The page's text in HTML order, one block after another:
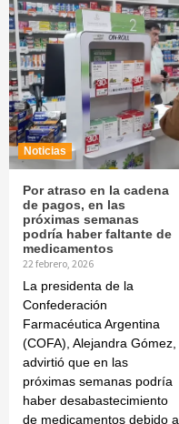
Noticias
Por atraso en la cadena
de pagos, en las
próximas semanas
podría haber faltante de
medicamentos
22 febrero, 2026
La presidenta de la
Confederación
Farmacéutica Argentina
(COFA), Alejandra Gómez,
advirtió que en las
próximas semanas podría
haber desabastecimiento
de medicamentos debido a